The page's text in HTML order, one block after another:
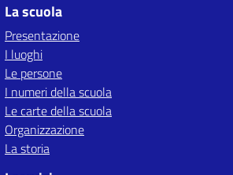
La scuola
Presentazione
I luoghi
Le persone
I numeri della scuola
Le carte della scuola
Organizzazione
La storia